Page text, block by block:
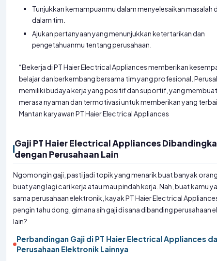
Tunjukkan kemampuanmu dalam menyelesaikan masalah
dalam tim.
Ajukan pertanyaan yang menunjukkan ketertarikan dan
pengetahuanmu tentang perusahaan.
“Bekerja di PT Haier Electrical Appliances memberikan
belajar dan berkembang bersama tim yang profesional.
memiliki budaya kerja yang positif dan suportif, yang
merasa nyaman dan termotivasi untuk memberikan yang
Mantan karyawan PT Haier Electrical Appliances
Gaji PT Haier Electrical Appliances
dengan Perusahaan Lain
Ngomongin gaji, pasti jadi topik yang menarik buat banyak
buat yang lagi cari kerja atau mau pindah kerja. Nah, buat kamu
sama perusahaan elektronik, kayak PT Haier Electrical
pengin tahu dong, gimana sih gaji di sana dibanding perusahaan
lain?
Perbandingan Gaji di PT Haier Electrical Appliances
Perusahaan Elektronik Lainnya